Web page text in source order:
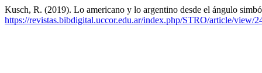
Kusch, R. (2019). Lo americano y lo argentino desde el ángulo
https://revistas.bibdigital.uccor.edu.ar/index.php/STRO/article/view/